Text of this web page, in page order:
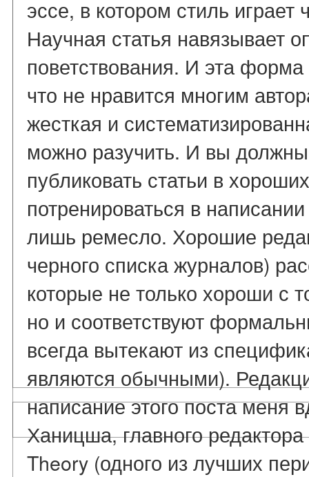
эссе, в котором стиль
Научная статья навязывает
поветствования. И эта
что не нравится многим
жесткая и
можно разучить. И вы должны
публиковать статьи в
потренироваться в
лишь ремесло. Хорошие
черного списка журналов)
которые не только хороши с
но и соответствуют
всегда вытекают из
являются обычными).
написание этого поста меня
Ханицша, главного
Theory (одного из лучших